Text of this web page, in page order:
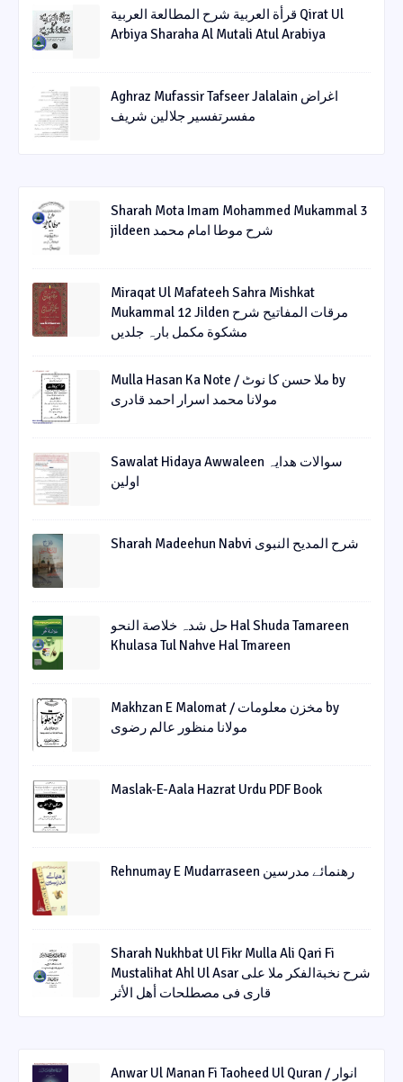
قرأة العربیة شرح المطالعة العربیة Qirat Ul
Arbiya Sharaha Al Mutali Atul Arabiya
Aghraz Mufassir Tafseer Jalalain اغراض
مفسرتفسیر جلالین شریف
Sharah Mota Imam Mohammed Mukammal 3
jildeen شرح موطا امام محمد
Miraqat Ul Mafateeh Sahra Mishkat
Mukammal 12 Jilden مرقات المفاتیح شرح
مشکوة مکمل بارہ جلدیں
Mulla Hasan Ka Note / ملا حسن کا نوٹ by
مولانا محمد اسرار احمد قادری
Sawalat Hidaya Awwaleen سوالات ھدایہ
اولین
Sharah Madeehun Nabvi شرح المدیح النبوی
حل شدہ خلاصة النحو Hal Shuda Tamareen
Khulasa Tul Nahve Hal Tmareen
Makhzan E Malomat / مخزن معلومات by
مولانا منظور عالم رضوی
Maslak-E-Aala Hazrat Urdu PDF Book
Rehnumay E Mudarraseen رهنمائے مدرسین
Sharah Nukhbat Ul Fikr Mulla Ali Qari Fi
Mustalihat Ahl Ul Asar شرح نخبةالفکر ملا علی
قاری فی مصطلحات أھل الأثر
Anwar Ul Manan Fi Taoheed Ul Quran / انوار